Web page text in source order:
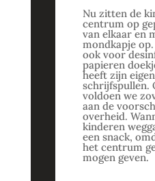
Nu zitten de
centrum op
van elkaar en
mondkapje
ook voor
papieren
heeft zijn
schrijfspullen.
voldoen we
aan de
overheid.
kinderen
een snack,
het centrum
mogen geven.